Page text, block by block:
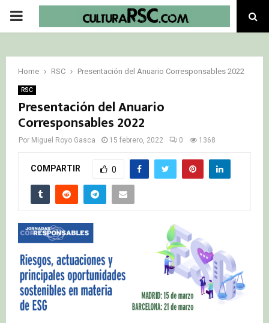
PRIMARY
Home RSC Presentación del Anuario Corresponsables 2022
RSC
Presentación del Anuario
Corresponsables 2022
Por Miguel Royo Gasca 15 febrero, 2022 0 1368
COMPARTIR 0